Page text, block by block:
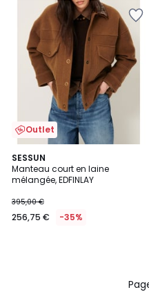
Outlet
SESSUN
Manteau court en laine
mélangée, EDFINLAY
395,00 €
256,75 € -35%